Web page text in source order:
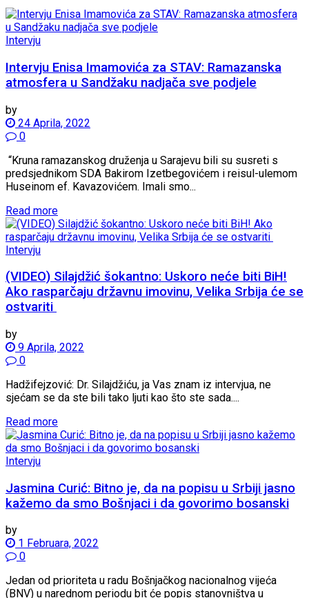
Intervju
Intervju Enisa Imamovića za STAV: Ramazanska
atmosfera u Sandžaku nadjača sve podjele
by
24 Aprila, 2022
0
“Kruna ramazanskog druženja u Sarajevu bili su susreti s
predsjednikom SDA Bakirom Izetbegovićem i reisul-ulemom
Huseinom ef. Kavazovićem. Imali smo...
Read more
Intervju
(VIDEO) Silajdžić šokantno: Uskoro neće biti BiH!
Ako rasparčaju državnu imovinu, Velika Srbija će se
ostvariti
by
9 Aprila, 2022
0
Hadžifejzović: Dr. Silajdžiću, ja Vas znam iz intervjua, ne
sjećam se da ste bili tako ljuti kao što ste sada....
Read more
Intervju
Jasmina Curić: Bitno je, da na popisu u Srbiji jasno
kažemo da smo Bošnjaci i da govorimo bosanski
by
1 Februara, 2022
0
Jedan od prioriteta u radu Bošnjačkog nacionalnog vijeća
(BNV) u narednom periodu bit će popis stanovništva u